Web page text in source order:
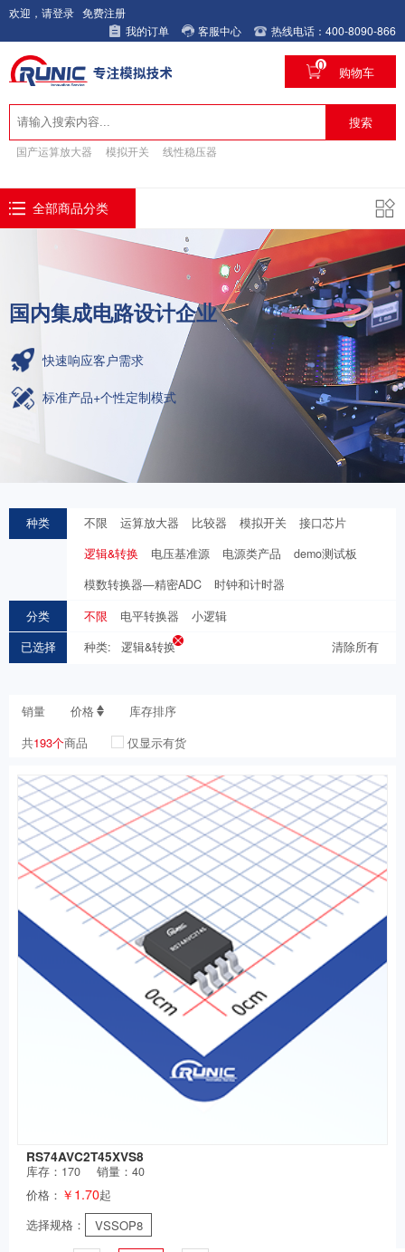
欢迎，请登录 免费注册
我的订单
客服中心 热线电话：400-8090-866
搜索
国产运算放大器 模拟开关 线性稳压器
0 购物车
全部商品分类
国内集成电路设计企业
快速响应客户需求
标准产品+个性定制模式
种类 不限 运算放大器 比较器 模拟开关
接口芯片
逻辑&转换
电压基准源 电源类产品
demo测试板
模数转换器—精密ADC
时钟和计时器
分类
不限 电平转换器
小逻辑
已选择
种类: 逻辑&转换 清除所有
销量 价格
库存排序
共193个商品 仅显示有货
RS74AVC2T45XVS8
库存： 170
销量：40
价格： ￥1.70起
选择规格：
VSSOP8